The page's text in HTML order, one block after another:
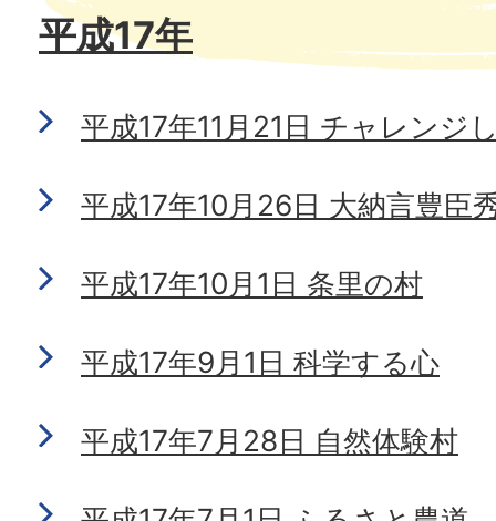
平成17年
平成17年11月21日 チャレンジ
平成17年10月26日 大納言豊臣
平成17年10月1日 条里の村
平成17年9月1日 科学する心
平成17年7月28日 自然体験村